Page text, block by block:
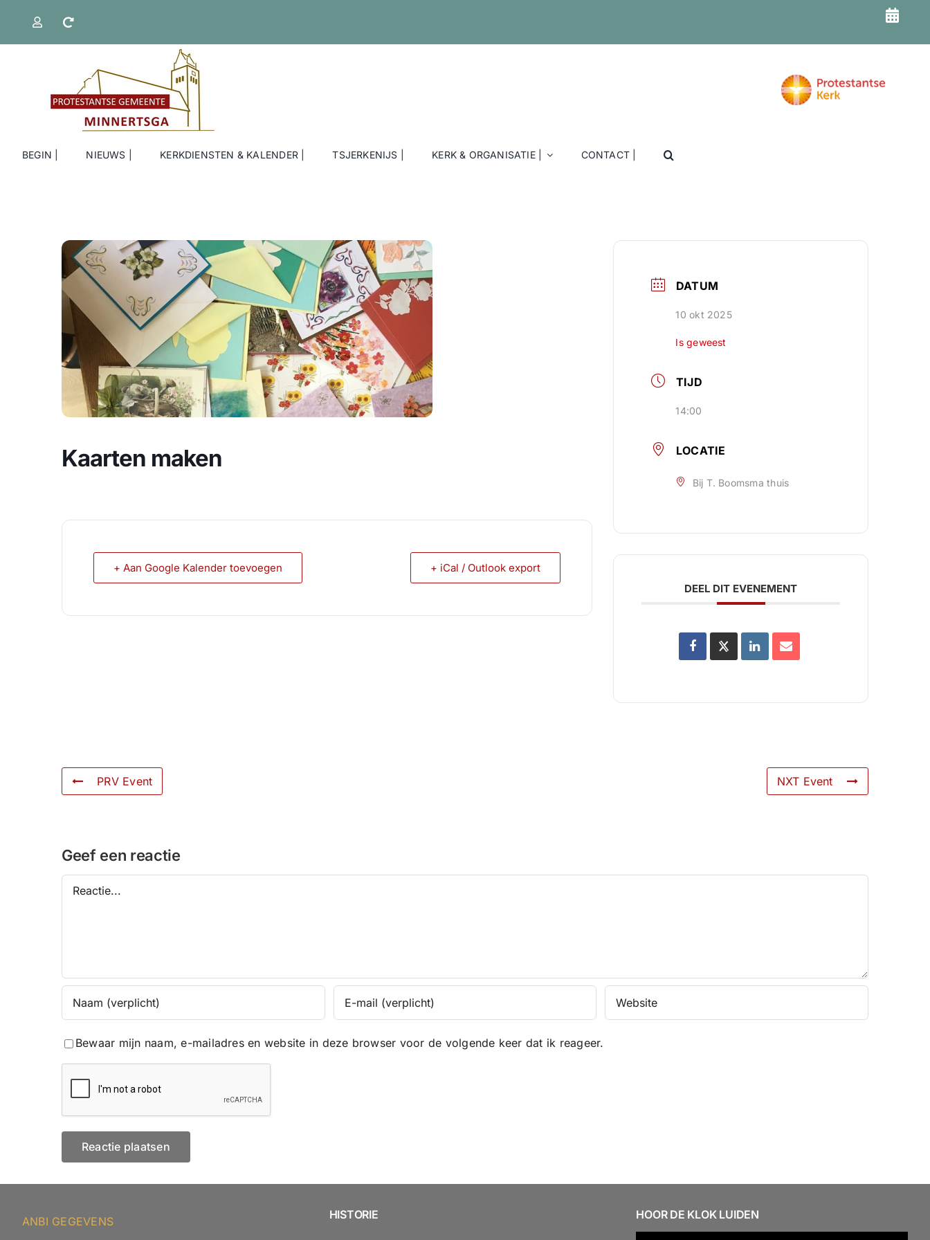
inhoud
BEGIN | NIEUWS | KERKDIENSTEN & KALENDER | TSJERKENIJS | KERK & ORGANISATIE | CONTACT |
Kaarten maken
+ Aan Google Kalender toevoegen + iCal / Outlook export
DATUM
10 okt 2025
Is geweest
TIJD
14:00
LOCATIE
Bij T. Boomsma thuis
DEEL DIT EVENEMENT
PRV Event NXT Event
Geef een reactie
Reactie
Bewaar mijn naam, e-mailadres en website in deze browser voor de volgende keer dat ik reageer.
ANBI GEGEVENS HISTORIE HOOR DE KLOK LUIDEN